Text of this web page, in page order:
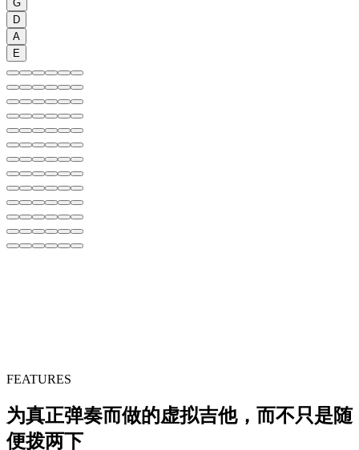
G
D
A
E
FEATURES
为真正弹奏而做的虚拟吉他，而不只是随
便拨两下